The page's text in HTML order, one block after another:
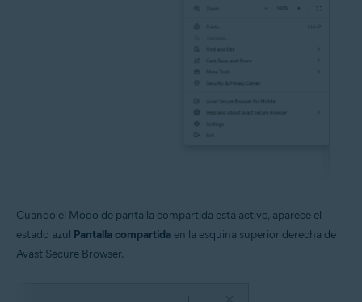
Cuando el Modo de pantalla compartida está activo, aparece el
estado azul Pantalla compartida en la esquina superior derecha de
Avast Secure Browser.